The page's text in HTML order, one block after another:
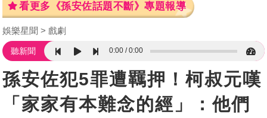
看更多《孫安佐話題不斷》專題報導
娛樂星聞 戲劇
聽新聞 0:00 0:00
孫安佐犯5罪遭羈押！柯叔元嘆
「家家有本難念的經」：他們